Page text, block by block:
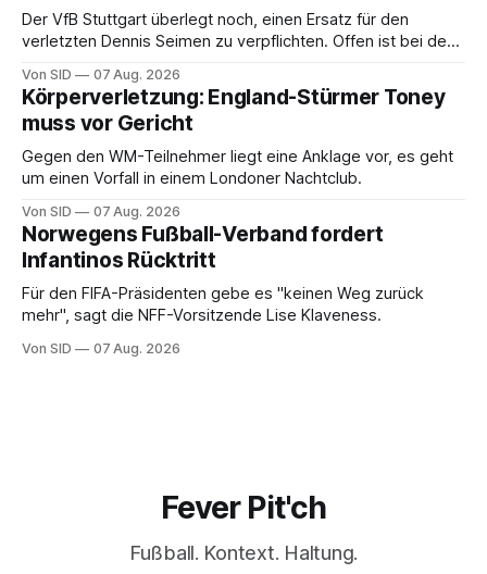
Der VfB Stuttgart überlegt noch, einen Ersatz für den
verletzten Dennis Seimen zu verpflichten. Offen ist bei den
Von SID 07 Aug. 2026
Körperverletzung: England-Stürmer Toney
muss vor Gericht
Gegen den WM-Teilnehmer liegt eine Anklage vor, es geht
um einen Vorfall in einem Londoner Nachtclub.
Von SID 07 Aug. 2026
Norwegens Fußball-Verband fordert
Infantinos Rücktritt
Für den FIFA-Präsidenten gebe es "keinen Weg zurück
mehr", sagt die NFF-Vorsitzende Lise Klaveness.
Von SID 07 Aug. 2026
Fever Pit'ch
Fußball. Kontext. Haltung.